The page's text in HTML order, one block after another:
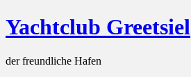
Skip
to
Yachtclub Greetsiel
der freundliche Hafen